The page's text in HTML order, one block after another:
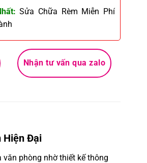
Sửa Chữa Rèm Miễn Phí
Nhận tư vấn qua zalo
Hiện Đại
phòng nhờ thiết kế thông